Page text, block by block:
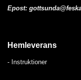
Epost:
Hemleverans
- Instruktioner